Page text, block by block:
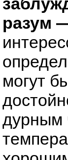
разум
могут
дурным